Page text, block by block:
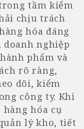
tầm kiểm
chịu trách
hóa đáng
nghiệp
phẩm và
rõ ràng,
dõi, kiểm
công ty. Khi
hóa cụ
lý kho, tiết